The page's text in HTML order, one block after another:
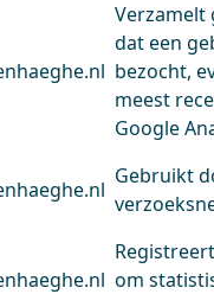
Verzamelt
dat een
bezocht,
meest
Google
Gebruikt
om